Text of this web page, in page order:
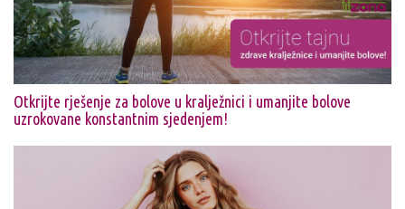
Otkrijte rješenje za bolove u kralježnici i umanjite bolove
uzrokovane konstantnim sjedenjem!